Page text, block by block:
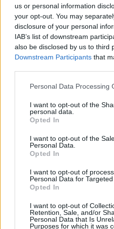
us or personal information
your opt-out. You may
disclosure of your personal
IAB’s list of downstream
also be disclosed by us to third
Downstream Participants that
Please note that this website/
not limited to your visit or
grant or deny consent to
use your data for below
consent section.
Personal Data Processing
I want to opt-out of the
personal data.
Opted In
I want to opt-out of the
Personal Data.
Opted In
I want to opt-out of
Personal Data for Targeted
Opted In
I want to opt-out of
Retention, Sale, and/or
Personal Data that Is
Purposes for which it was
Έτοιμη να μπατάρει δείχνει η
Reply
zap(@zap)
Noble
6 Νοεμβρίου 2024 01:00
Στην Ελλαδα εκλογικευουμε την
Reply
peet14(@peet14)
Αντι να ασχολούμαστε με σχέδια
εξέλιξη ,γιατί δεν επιλέγουμε
την νεα Ολλανδική -Βελγική
Reply